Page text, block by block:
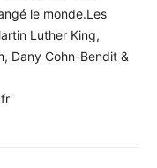
le monde.Les
Luther King,
Dany Cohn-Bendit &